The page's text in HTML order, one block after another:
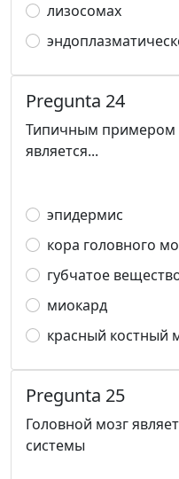
лизосомах
Pregunta 24
Типичным примером
является...
эпидермис
кора головного
губчатое
миокард
красный костный
Pregunta 25
Головной мозг
системы